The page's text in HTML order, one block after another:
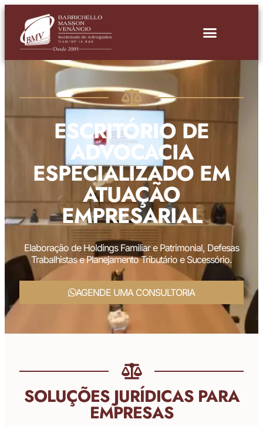
ESCRITÓRIO DE
ADVOCACIA
ESPECIALIZADO EM
ATUAÇÃO
EMPRESARIAL
Elaboração de Holdings Familiar e Patrimonial, Defesas
Trabalhistas e Planejamento Tributário e Sucessório.
AGENDE UMA CONSULTORIA
SOLUÇÕES JURÍDICAS PARA
EMPRESAS